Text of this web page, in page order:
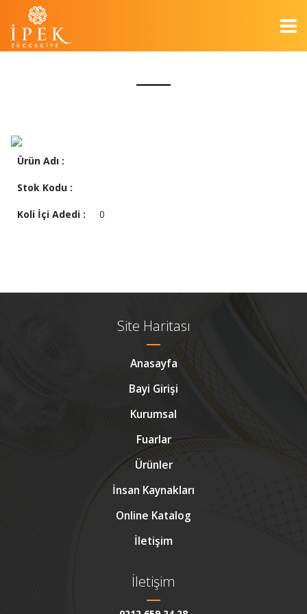
Ürün Adı :
Stok Kodu :
Koli İçi Adedi : 0
Site Haritası
Anasayfa
Bayi Girişi
Kurumsal
Fuarlar
Ürünler
İnsan Kaynakları
Online Katalog
İletişim
İletişim